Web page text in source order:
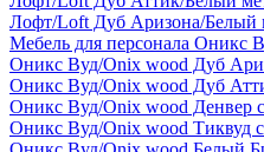
Лофт/Loft Дуб Аризона/Белый
Мебель для персонала Оникс
Оникс Вуд/Onix wood Дуб
Оникс Вуд/Onix wood Дуб
Оникс Вуд/Onix wood Денвер
Оникс Вуд/Onix wood Тиквуд